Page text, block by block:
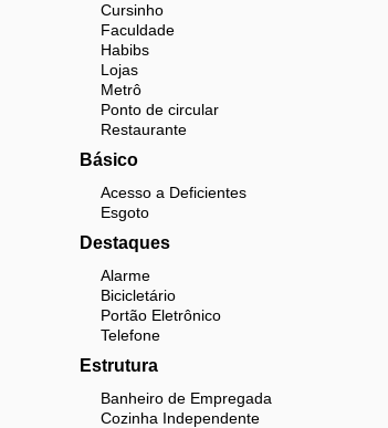
Cursinho
Faculdade
Habibs
Lojas
Metrô
Ponto de circular
Restaurante
Básico
Acesso a Deficientes
Esgoto
Destaques
Alarme
Bicicletário
Portão Eletrônico
Telefone
Estrutura
Banheiro de Empregada
Cozinha Independente